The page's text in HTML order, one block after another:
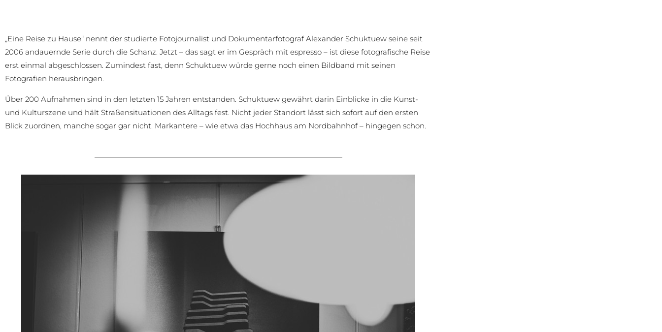
„Eine Reise zu Hause“ nennt der studierte Fotojournalist und Dokumentarfotograf Alexander Schuktuew seine seit
2006 andauernde Serie durch die Schanz. Jetzt – das sagt er im Gespräch mit espresso – ist diese fotografische Reise
erst einmal abgeschlossen. Zumindest fast, denn Schuktuew würde gerne noch einen Bildband mit seinen
Fotografien herausbringen.
Über 200 Aufnahmen sind in den letzten 15 Jahren entstanden. Schuktuew gewährt darin Einblicke in die Kunst-
und Kulturszene und hält Straßensituationen des Alltags fest. Nicht jeder Standort lässt sich sofort auf den ersten
Blick zuordnen, manche sogar gar nicht. Markantere – wie etwa das Hochhaus am Nordbahnhof – hingegen schon.